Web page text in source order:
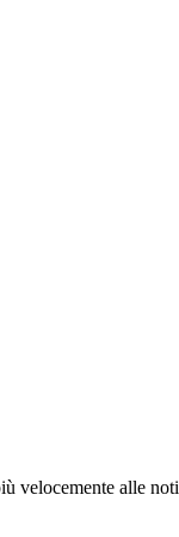
velocemente alle